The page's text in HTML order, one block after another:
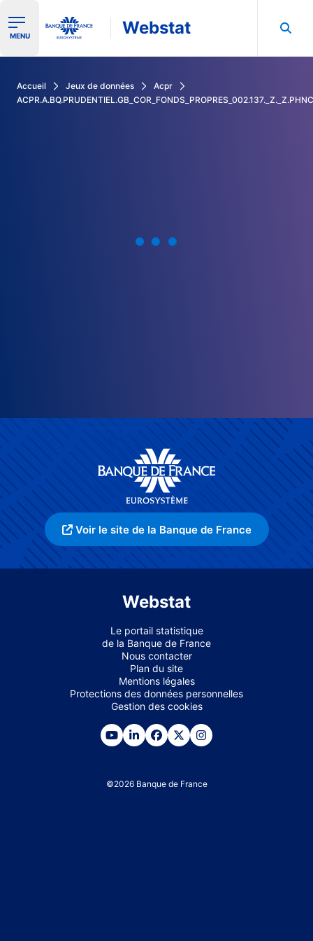
Ouvrir le menu de navigation
MENU Webstat
Accueil Jeux de données
Acpr
Voir le site de la Banque de France
Webstat
Le portail statistique
de la Banque de France
Nous contacter
Plan du site
Mentions légales
Protections des données personnelles
Gestion des cookies
©2026 Banque de France